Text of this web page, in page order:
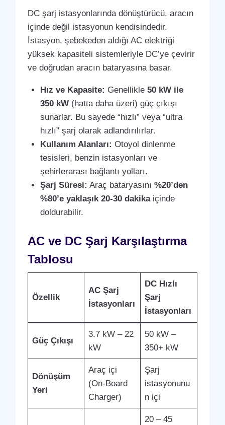
DC şarj istasyonlarında dönüştürücü, aracın
içinde değil istasyonun kendisindedir.
İstasyon, şebekeden aldığı AC elektriği
yüksek kapasiteli sistemleriyle DC’ye çevirir
ve doğrudan aracın bataryasına basar.
Hız ve Kapasite: Genellikle50 kW ile
350 kW (hatta daha üzeri) güç çıkışı
sunarlar. Bu sayede “hızlı” veya “ultra
hızlı” şarj olarak adlandırılırlar.
Kullanım Alanları: Otoyol dinlenme
tesisleri, benzin istasyonları ve
şehirlerarası bağlantı yolları.
Şarj Süresi: Araç bataryasını%20’den
%80’e yaklaşık 20-30 dakikaiçinde
doldurabilir.
AC ve DC Şarj Karşılaştırma
Tablosu
Özellik
AC Şarj
İstasyonları
DC Hızlı
Şarj
İstasyonları
Güç Çıkışı
3.7 kW – 22
kW
50 kW –
350+ kW
Dönüşüm
Yeri
Araç içi
(On-Board
Charger)
Şarj
istasyonunu
n içi
20 – 45